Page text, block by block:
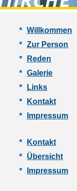
Willkommen
Zur Person
Reden
Galerie
Links
Kontakt
Impressum
Kontakt
Übersicht
Impressum